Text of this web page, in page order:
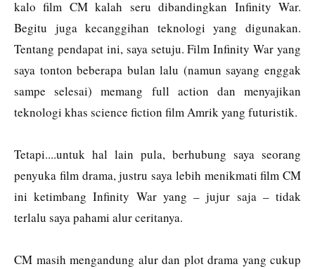
kalo film CM kalah seru dibandingkan Infinity War.
Begitu juga kecanggihan teknologi yang digunakan.
Tentang pendapat ini, saya setuju. Film Infinity War yang
saya tonton beberapa bulan lalu (namun sayang enggak
sampe selesai) memang full action dan menyajikan
teknologi khas science fiction film Amrik yang futuristik.
Tetapi....untuk hal lain pula, berhubung saya seorang
penyuka film drama, justru saya lebih menikmati film CM
ini ketimbang Infinity War yang – jujur saja – tidak
terlalu saya pahami alur ceritanya.
CM masih mengandung alur dan plot drama yang cukup